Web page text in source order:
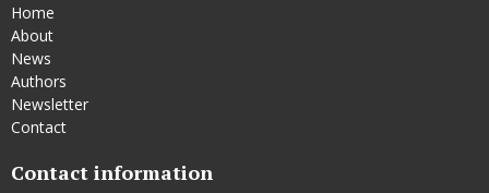
Home
About
News
Authors
Newsletter
Contact
Contact information